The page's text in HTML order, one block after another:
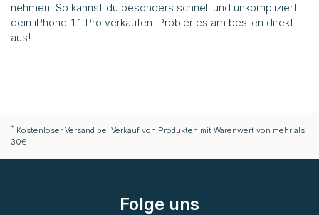
nehmen. So kannst du besonders schnell und unkompliziert
dein iPhone 11 Pro verkaufen. Probier es am besten direkt
aus!
* Kostenloser Versand bei Verkauf von Produkten mit Warenwert von mehr als
30€
Folge uns